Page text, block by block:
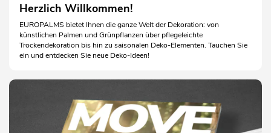
Herzlich Willkommen!
EUROPALMS bietet Ihnen die ganze Welt der Dekoration: von
künstlichen Palmen und Grünpflanzen über pflegeleichte
Trockendekoration bis hin zu saisonalen Deko-Elementen. Tauchen Sie
ein und entdecken Sie neue Deko-Ideen!